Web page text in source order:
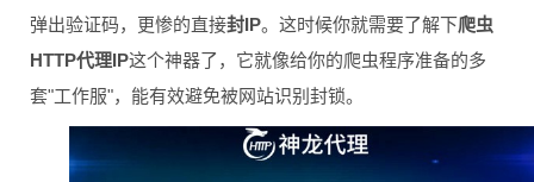
弹出验证码，更惨的直接封IP。这时候你就需要了解下爬虫
HTTP代理IP这个神器了，它就像给你的爬虫程序准备的多
套"工作服"，能有效避免被网站识别封锁。